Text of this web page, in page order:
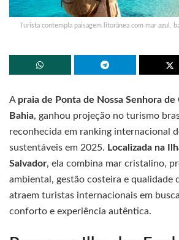
Turista contempla paisagem litorânea com mar azul,
A praia de Ponta de Nossa Senhora de
Bahia, ganhou projeção no turismo
reconhecida em ranking internacional
sustentáveis em 2025. Localizada na
Salvador, ela combina mar cristalino,
ambiental, gestão costeira e qualidade
atraem turistas internacionais em
conforto e experiência autêntica.